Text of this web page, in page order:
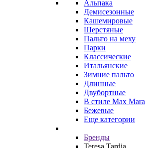
Альпака
Демисезонные
Кашемировые
Шерстяные
Пальто на меху
Парки
Классические
Итальянские
Зимние пальто
Длинные
Двубортные
В стиле Max Mara
Бежевые
Еще категории
Бренды
Teresa Tardia